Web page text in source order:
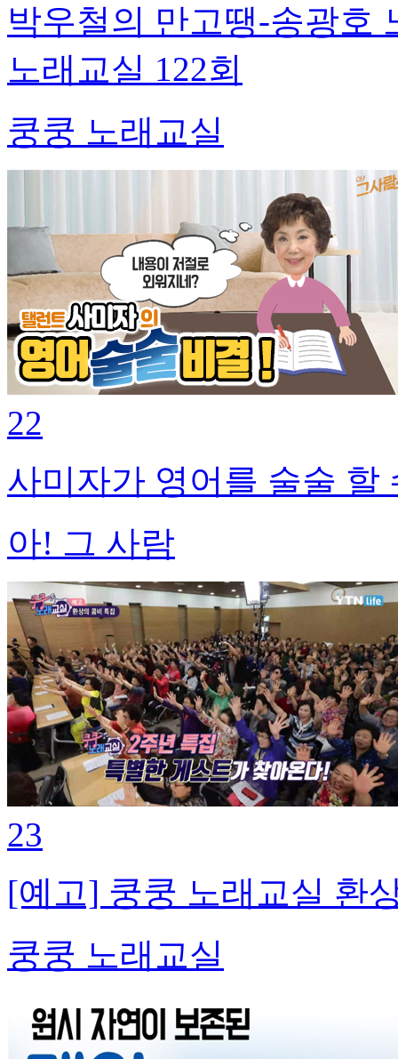
박우철의 만고땡-송광호
노래교실 122회
쿵쿵 노래교실
22
사미자가 영어를 술술 할
아! 그 사람
23
[예고] 쿵쿵 노래교실 환
쿵쿵 노래교실